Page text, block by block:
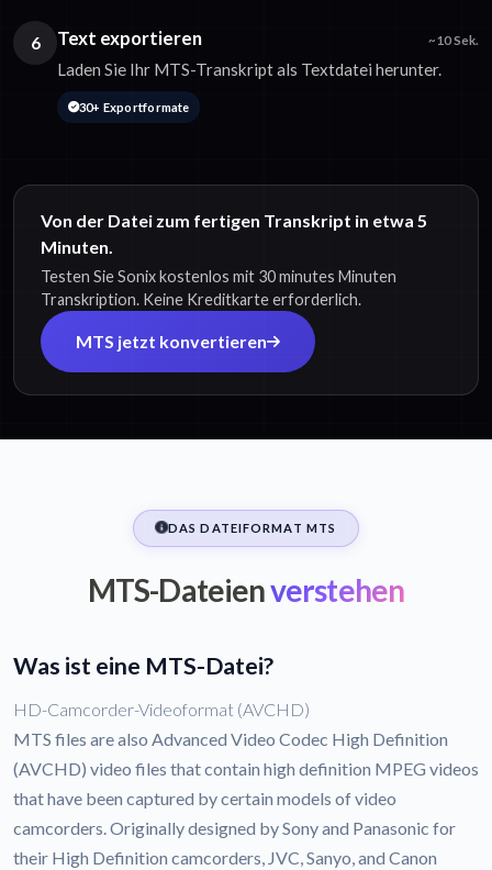
6 Text exportieren ~10 Sek.
Laden Sie Ihr MTS-Transkript als Textdatei herunter.
30+ Exportformate
Von der Datei zum fertigen Transkript in etwa 5
Minuten.
Testen Sie Sonix kostenlos mit 30 minutes Minuten
Transkription. Keine Kreditkarte erforderlich.
MTS jetzt konvertieren
DAS DATEIFORMAT MTS
MTS-Dateienverstehen
Was ist eine MTS-Datei?
HD-Camcorder-Videoformat (AVCHD)
MTS files are also Advanced Video Codec High Definition
(AVCHD) video files that contain high definition MPEG videos
that have been captured by certain models of video
camcorders. Originally designed by Sony and Panasonic for
their High Definition camcorders, JVC, Sanyo, and Canon